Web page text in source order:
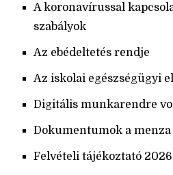
A koronavírussal
szabályok
Az ebédeltetés rendje
Az iskolai egészségügyi
Digitális munkarendre
Dokumentumok a
Felvételi tájékoztató